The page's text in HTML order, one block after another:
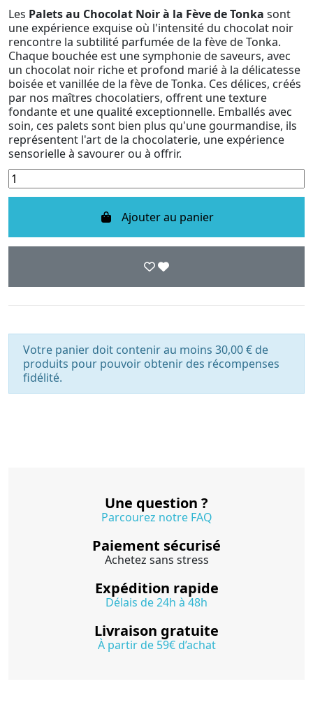
Les Palets au Chocolat Noir à la Fève de Tonka sont
une expérience exquise où l'intensité du chocolat noir
rencontre la subtilité parfumée de la fève de Tonka.
Chaque bouchée est une symphonie de saveurs, avec
un chocolat noir riche et profond marié à la délicatesse
boisée et vanillée de la fève de Tonka. Ces délices, créés
par nos maîtres chocolatiers, offrent une texture
fondante et une qualité exceptionnelle. Emballés avec
soin, ces palets sont bien plus qu'une gourmandise, ils
représentent l'art de la chocolaterie, une expérience
sensorielle à savourer ou à offrir.
Ajouter au panier
Votre panier doit contenir au moins 30,00 € de
produits pour pouvoir obtenir des récompenses
fidélité.
Une question ?
Parcourez notre FAQ
Paiement sécurisé
Achetez sans stress
Expédition rapide
Délais de 24h à 48h
Livraison gratuite
À partir de 59€ d’achat